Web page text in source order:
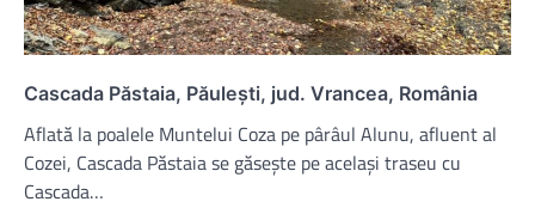
Cascada Păstaia, Păulești, jud. Vrancea, România
Aflată la poalele Muntelui Coza pe pârâul Alunu, afluent al
Cozei, Cascada Păstaia se găsește pe același traseu cu
Cascada…